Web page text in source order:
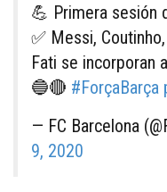
💪 Primera sesión
✅ Messi,
Fati se incorporan
🔵🔴 #ForçaBarça
— FC Barcelona
9, 2020